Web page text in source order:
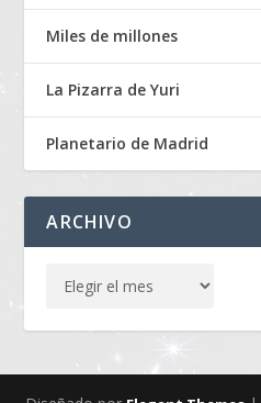
Miles de millones
La Pizarra de Yuri
Planetario de Madrid
ARCHIVO